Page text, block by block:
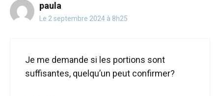
paula
Le 2 septembre 2024 à 8h25
Je me demande si les portions sont
suffisantes, quelqu’un peut confirmer?